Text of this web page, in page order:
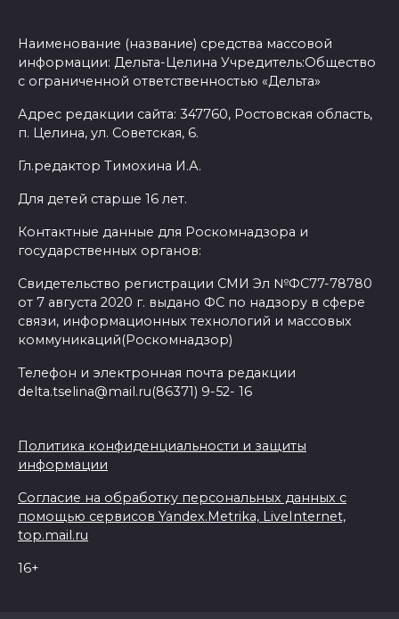
Наименование (название) средства массовой
информации: Дельта-Целина Учредитель:Общество
с ограниченной ответственностью «Дельта»
Адрес редакции сайта: 347760, Ростовская область,
п. Целина, ул. Советская, 6.
Гл.редактор Тимохина И.А.
Для детей старше 16 лет.
Контактные данные для Роскомнадзора и
государственных органов:
Свидетельство регистрации СМИ Эл №ФС77-78780
от 7 августа 2020 г. выдано ФС по надзору в сфере
связи, информационных технологий и массовых
коммуникаций(Роскомнадзор)
Телефон и электронная почта редакции
delta.tselina@mail.ru(86371) 9-52- 16
Политика конфиденциальности и защиты
информации
Согласие на обработку персональных данных с
помощью сервисов Yandex.Metrika, LiveInternet,
top.mail.ru
16+